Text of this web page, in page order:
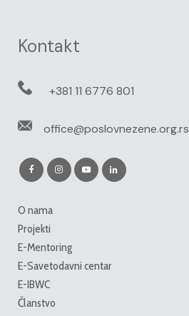
Kontakt
+381 11 6776 801
office@poslovnezene.org.rs
O nama
Projekti
E-Mentoring
E-Savetodavni centar
E-IBWC
Članstvo